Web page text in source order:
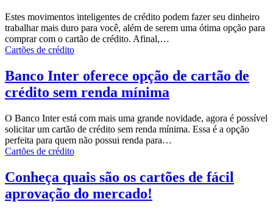
Estes movimentos inteligentes de crédito podem fazer seu dinheiro
trabalhar mais duro para você, além de serem uma ótima opção para
comprar com o cartão de crédito. Afinal,…
Cartões de crédito
Banco Inter oferece opção de cartão de
crédito sem renda mínima
O Banco Inter está com mais uma grande novidade, agora é possível
solicitar um cartão de crédito sem renda mínima. Essa é a opção
perfeita para quem não possui renda para…
Cartões de crédito
Conheça quais são os cartões de fácil
aprovação do mercado!